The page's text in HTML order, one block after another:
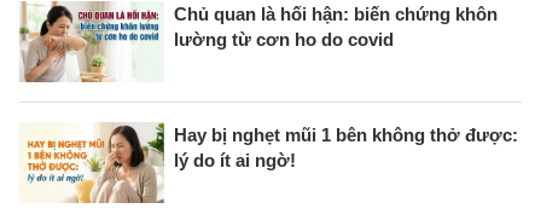
Chủ quan là hối hận: biến chứng khôn
lường từ cơn ho do covid
Hay bị nghẹt mũi 1 bên không thở được:
lý do ít ai ngờ!